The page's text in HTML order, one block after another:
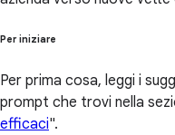
Per iniziare
Per prima cosa, leggi i
prompt che trovi nella
efficaci".